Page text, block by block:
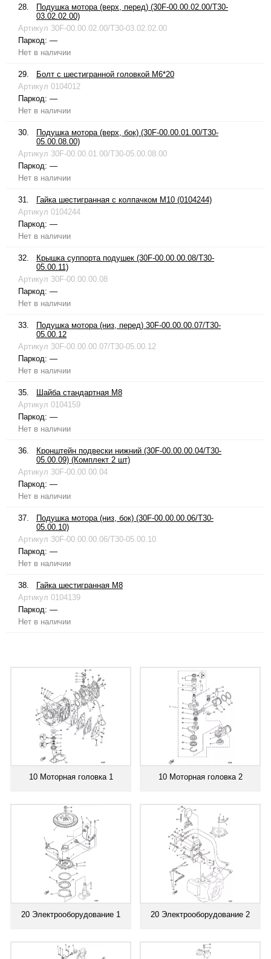
28.
Подушка мотора (верх, перед) (30F-00.00.02.00/T30-
03.02.02.00)
Артикул 30F-00.00.02.00/T30-03.02.02.00
Паркод: —
Нет в наличии
29.
Болт с шестигранной головкой М6*20
Артикул 0104012
Паркод: —
Нет в наличии
30.
Подушка мотора (верх, бок) (30F-00.00.01.00/T30-
05.00.08.00)
Артикул 30F-00.00.01.00/T30-05.00.08.00
Паркод: —
Нет в наличии
31.
Гайка шестигранная с колпачком М10 (0104244)
Артикул 0104244
Паркод: —
Нет в наличии
32.
Крышка суппорта подушек (30F-00.00.00.08/T30-
05.00.11)
Артикул 30F-00.00.00.08
Паркод: —
Нет в наличии
33.
Подушка мотора (низ, перед) 30F-00.00.00.07/T30-
05.00.12
Артикул 30F-00.00.00.07/T30-05.00.12
Паркод: —
Нет в наличии
35.
Шайба стандартная М8
Артикул 0104159
Паркод: —
Нет в наличии
36.
Кронштейн подвески нижний (30F-00.00.00.04/T30-
05.00.09) (Комплект 2 шт)
Артикул 30F-00.00.00.04
Паркод: —
Нет в наличии
37.
Подушка мотора (низ, бок) (30F-00.00.00.06/T30-
05.00.10)
Артикул 30F-00.00.00.06/T30-05.00.10
Паркод: —
Нет в наличии
38.
Гайка шестигранная М8
Артикул 0104139
Паркод: —
Нет в наличии
10 Моторная головка 1 10 Моторная головка 2
20 Электрооборудование 1 20 Электрооборудование 2